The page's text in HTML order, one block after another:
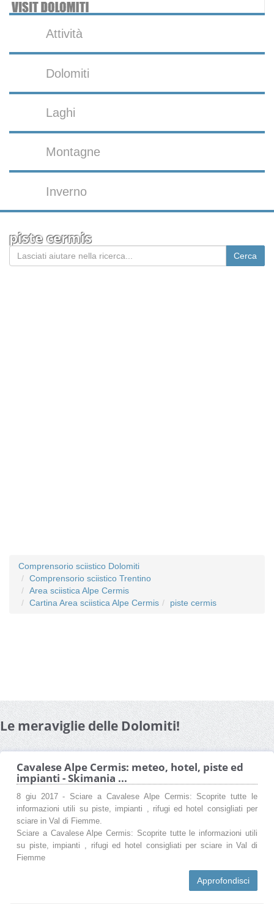
Attività
Dolomiti
Laghi
Montagne
Inverno
piste cermis
Comprensorio sciistico Dolomiti
Comprensorio sciistico Trentino
Area sciistica Alpe Cermis
Cartina Area sciistica Alpe Cermis
piste cermis
Le meraviglie delle Dolomiti!
Cavalese Alpe Cermis: meteo, hotel, piste ed
impianti - Skimania ...
8 giu 2017 - Sciare a Cavalese Alpe Cermis: Scoprite tutte le
informazioni utili su piste, impianti , rifugi ed hotel consigliati per
sciare in Val di Fiemme.
Sciare a Cavalese Alpe Cermis: Scoprite tutte le informazioni utili
su piste, impianti , rifugi ed hotel consigliati per sciare in Val di
Fiemme
Approfondisci